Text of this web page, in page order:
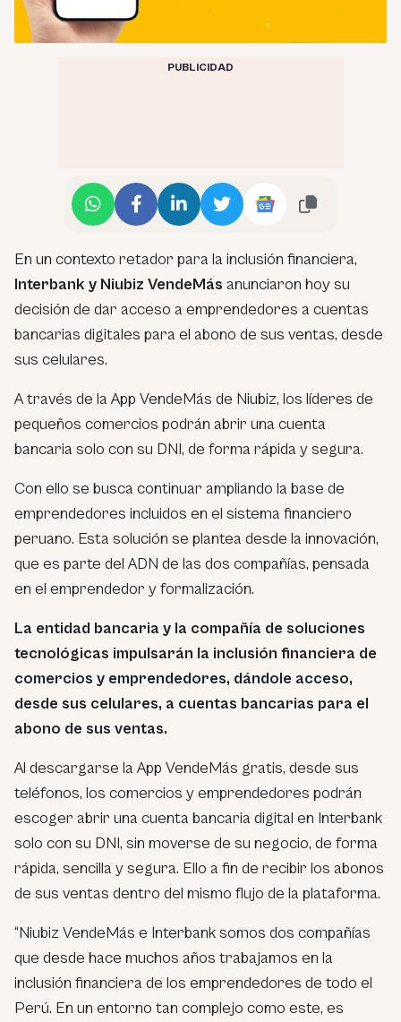
PUBLICIDAD
En un contexto retador para la inclusión financiera,
Interbank y Niubiz VendeMás anunciaron hoy su
decisión de dar acceso a emprendedores a cuentas
bancarias digitales para el abono de sus ventas, desde
sus celulares.
A través de la App VendeMás de Niubiz, los líderes de
pequeños comercios podrán abrir una cuenta
bancaria solo con su DNI, de forma rápida y segura.
Con ello se busca continuar ampliando la base de
emprendedores incluidos en el sistema financiero
peruano. Esta solución se plantea desde la innovación,
que es parte del ADN de las dos compañías, pensada
en el emprendedor y formalización.
La entidad bancaria y la compañía de soluciones
tecnológicas impulsarán la inclusión financiera de
comercios y emprendedores, dándole acceso,
desde sus celulares, a cuentas bancarias para el
abono de sus ventas.
Al descargarse la App VendeMás gratis, desde sus
teléfonos, los comercios y emprendedores podrán
escoger abrir una cuenta bancaria digital en Interbank
solo con su DNI, sin moverse de su negocio, de forma
rápida, sencilla y segura. Ello a fin de recibir los abonos
de sus ventas dentro del mismo flujo de la plataforma.
“Niubiz VendeMás e Interbank somos dos compañías
que desde hace muchos años trabajamos en la
inclusión financiera de los emprendedores de todo el
Perú. En un entorno tan complejo como este, es